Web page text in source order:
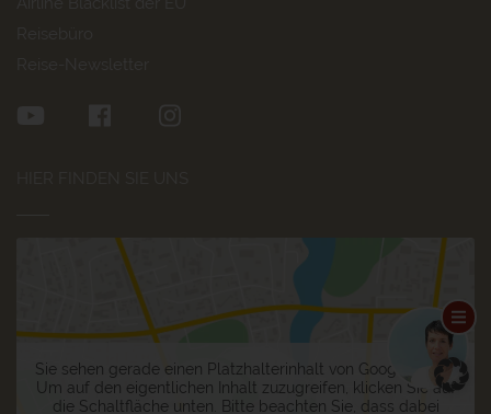
Sie sehen gerade einen Platzhalterinhalt von Google Maps.
Um auf den eigentlichen Inhalt zuzugreifen, klicken Sie auf
die Schaltfläche unten. Bitte beachten Sie, dass dabei